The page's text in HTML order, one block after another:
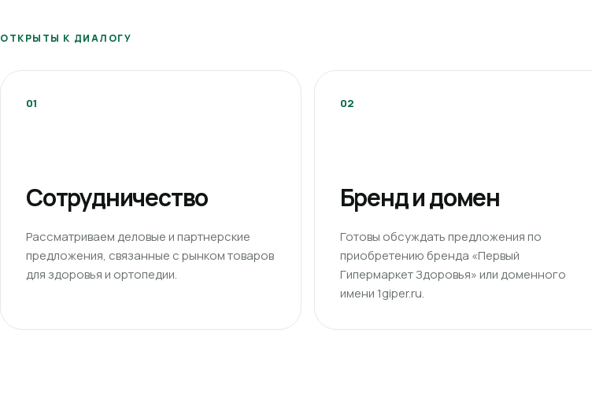
ОТКРЫТЫ К ДИАЛОГУ
01
Сотрудничество
Рассматриваем деловые и партнерские
предложения, связанные с рынком товаров
для здоровья и ортопедии.
02
Бренд и домен
Готовы обсуждать предложения по
приобретению бренда «Первый
Гипермаркет Здоровья» или доменного
имени 1giper.ru.